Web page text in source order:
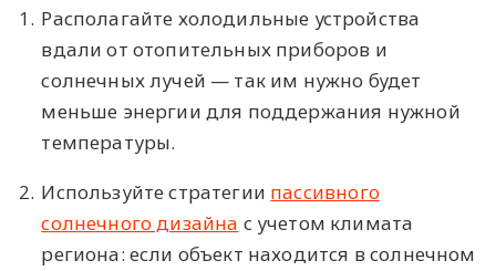
1. Располагайте холодильные устройства
вдали от отопительных приборов и
солнечных лучей — так им нужно будет
меньше энергии для поддержания нужной
температуры.
2. Используйте стратегии пассивного
солнечного дизайна с учетом климата
региона: если объект находится в солнечном